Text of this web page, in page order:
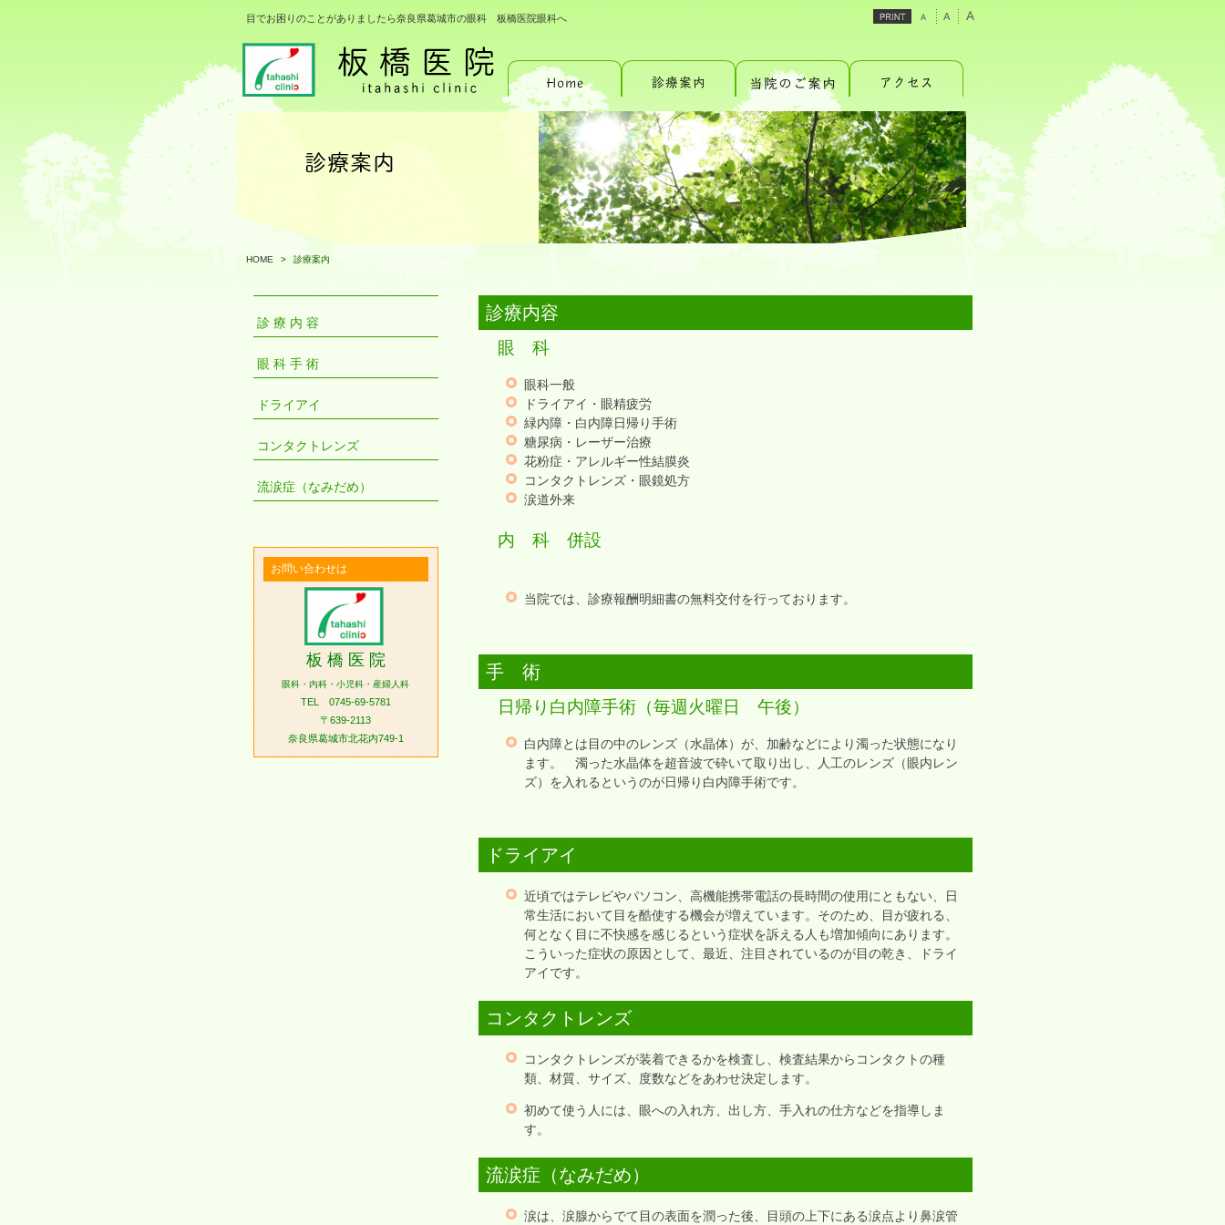
目でお困りのことがありましたら奈良県葛城市の眼科 板橋医院眼科へ
HOME > 診療案内
診療内容
眼 科
眼科一般
ドライアイ・眼精疲労
緑内障・白内障日帰り手術
糖尿病・レーザー治療
花粉症・アレルギー性結膜炎
コンタクトレンズ・眼鏡処方
涙道外来
内 科 併設
当院では、診療報酬明細書の無料交付を行っております。
手 術
日帰り白内障手術（毎週火曜日 午後）
白内障とは目の中のレンズ（水晶体）が、加齢などにより濁った状態になり
ます。 濁った水晶体を超音波で砕いて取り出し、人工のレンズ（眼内レン
ズ）を入れるというのが日帰り白内障手術です。
ドライアイ
近頃ではテレビやパソコン、高機能携帯電話の長時間の使用にともない、日
常生活において目を酷使する機会が増えています。そのため、目が疲れる、
何となく目に不快感を感じるという症状を訴える人も増加傾向にあります。
こういった症状の原因として、最近、注目されているのが目の乾き、ドライ
アイです。
コンタクトレンズ
コンタクトレンズが装着できるかを検査し、検査結果からコンタクトの種
類、材質、サイズ、度数などをあわせ決定します。
初めて使う人には、眼への入れ方、出し方、手入れの仕方などを指導しま
す。
流涙症（なみだめ）
涙は、涙腺からでて目の表面を潤った後、目頭の上下にある涙点より鼻涙管
診 療 内 容
眼 科 手 術
ドライアイ
コンタクトレンズ
流涙症（なみだめ）
お問い合わせは
板 橋 医 院
眼科・内科・小児科・産婦人科
TEL 0745-69-5781
〒639-2113
奈良県葛城市北花内749-1